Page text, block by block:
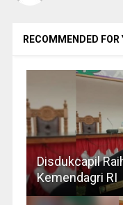
RECOMMENDED FOR
Disdukcapil
Kemendagri RI